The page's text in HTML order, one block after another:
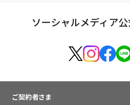
ソーシャルメディア
ご契約者さま